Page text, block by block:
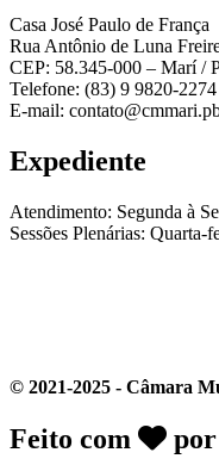
Casa José Paulo de França
Rua Antônio de Luna
CEP: 58.345-000 – Marí /
Telefone: (83) 9 9820-2274
E-mail:
Expediente
Atendimento: Segunda à
Sessões Plenárias: Quarta-
© 2021-2025 - Câmara
Feito com por